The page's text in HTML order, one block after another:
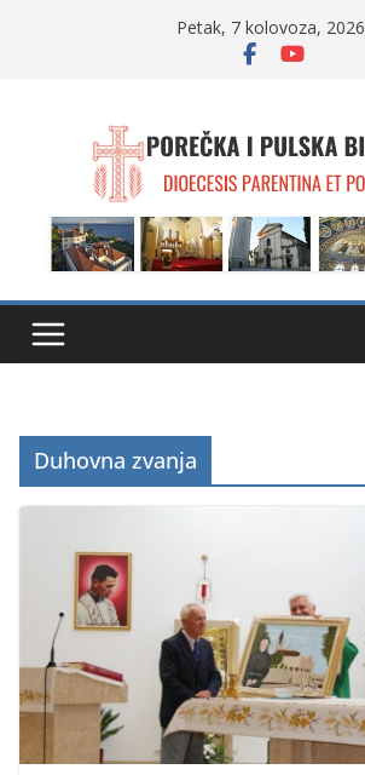
Petak, 7 kolovoza, 2026
Duhovna zvanja